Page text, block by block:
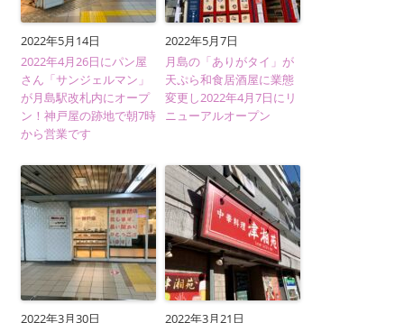
2022年5月14日
2022年4月26日にパン屋
さん「サンジェルマン」
が月島駅改札内にオープ
ン！神戸屋の跡地で朝7時
から営業です
2022年5月7日
月島の「ありがタイ」が
天ぷら和食居酒屋に業態
変更し2022年4月7日にリ
ニューアルオープン
2022年3月30日
2022年3月21日